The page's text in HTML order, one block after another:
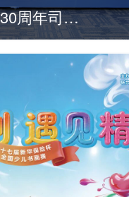
"三优"惠民！新华保险30周年司庆重磅产品发布